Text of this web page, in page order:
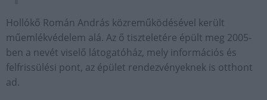
Hollókő Román András közreműködésével került
műemlékvédelem alá. Az ő tiszteletére épült meg 2005-
ben a nevét viselő látogatóház, mely információs és
felfrissülési pont, az épület rendezvényeknek is otthont
ad.